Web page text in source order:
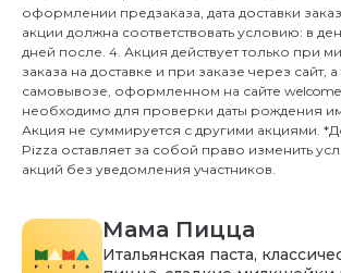
оформлении предзаказа, дата доставки
акции должна соответствовать условию: в
дней после. 4. Акция действует только при
заказа на доставке и при заказе через сайт,
самовывозе, оформленном на сайте
необходимо для проверки даты рождения
Акция не суммируется с другими акциями.
Pizza оставляет за собой право изменить
акций без уведомления участников.
Мама Пицца
Итальянская паста,